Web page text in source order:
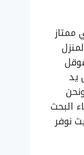
يد
البحث
نوفر